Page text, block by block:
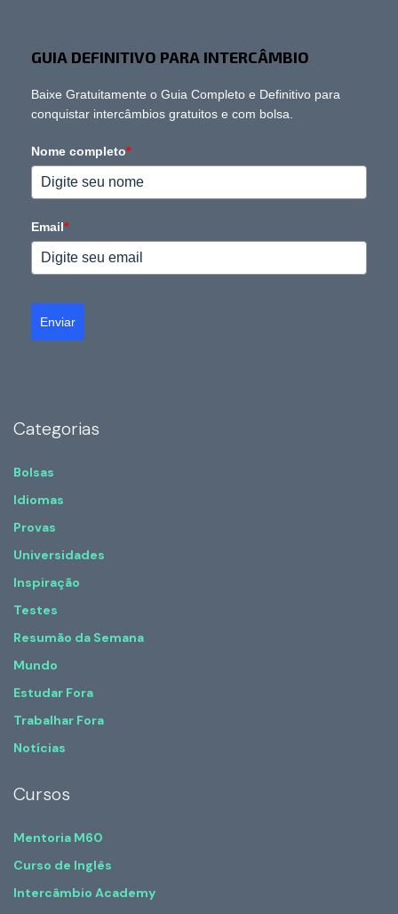
GUIA DEFINITIVO PARA INTERCÂMBIO
Baixe Gratuitamente o Guia Completo e Definitivo para
conquistar intercâmbios gratuitos e com bolsa.
Nome completo*
Email*
Enviar
Categorias
Bolsas
Idiomas
Provas
Universidades
Inspiração
Testes
Resumão da Semana
Mundo
Estudar Fora
Trabalhar Fora
Notícias
Cursos
Mentoria M60
Curso de Inglês
Intercâmbio Academy